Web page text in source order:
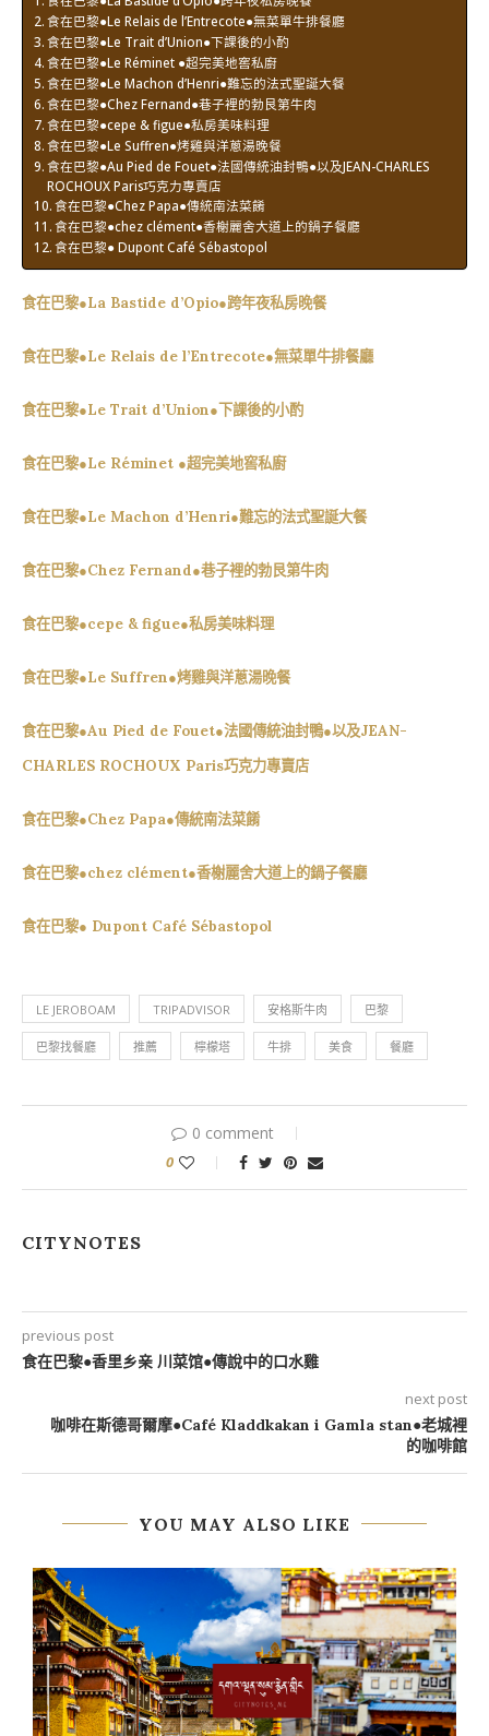
食在巴黎●Le Relais de l’Entrecote●無菜單牛排餐廳
食在巴黎●Le Trait d’Union●下課後的小酌
食在巴黎●Le Réminet ●超完美地窖私廚
食在巴黎●Le Machon d’Henri●難忘的法式聖誕大餐
食在巴黎●Chez Fernand●巷子裡的勃艮第牛肉
食在巴黎●cepe & figue●私房美味料理
食在巴黎●Le Suffren●烤雞與洋蔥湯晚餐
食在巴黎●Au Pied de Fouet●法國傳統油封鴨●以及JEAN-CHARLES
ROCHOUX Paris巧克力專賣店
食在巴黎●Chez Papa●傳統南法菜餚
食在巴黎●chez clément●香榭麗舍大道上的鍋子餐廳
食在巴黎● Dupont Café Sébastopol
食在巴黎●La Bastide d’Opio●跨年夜私房晚餐
食在巴黎●Le Relais de l’Entrecote●無菜單牛排餐廳
食在巴黎●Le Trait d’Union●下課後的小酌
食在巴黎●Le Réminet ●超完美地窖私廚
食在巴黎●Le Machon d’Henri●難忘的法式聖誕大餐
食在巴黎●Chez Fernand●巷子裡的勃艮第牛肉
食在巴黎●cepe & figue●私房美味料理
食在巴黎●Le Suffren●烤雞與洋蔥湯晚餐
食在巴黎●Au Pied de Fouet●法國傳統油封鴨●以及JEAN-
CHARLES ROCHOUX Paris巧克力專賣店
食在巴黎●Chez Papa●傳統南法菜餚
食在巴黎●chez clément●香榭麗舍大道上的鍋子餐廳
食在巴黎● Dupont Café Sébastopol
LE JEROBOAM TRIPADVISOR 安格斯牛肉 巴黎
巴黎找餐廳 推薦 檸檬塔 牛排 美食 餐廳
0 comment
0
CITYNOTES
previous post
食在巴黎●香里乡亲 川菜馆●傳說中的口水雞
next post
咖啡在斯德哥爾摩●Café Kladdkakan i Gamla stan●老城裡
的咖啡館
YOU MAY ALSO LIKE